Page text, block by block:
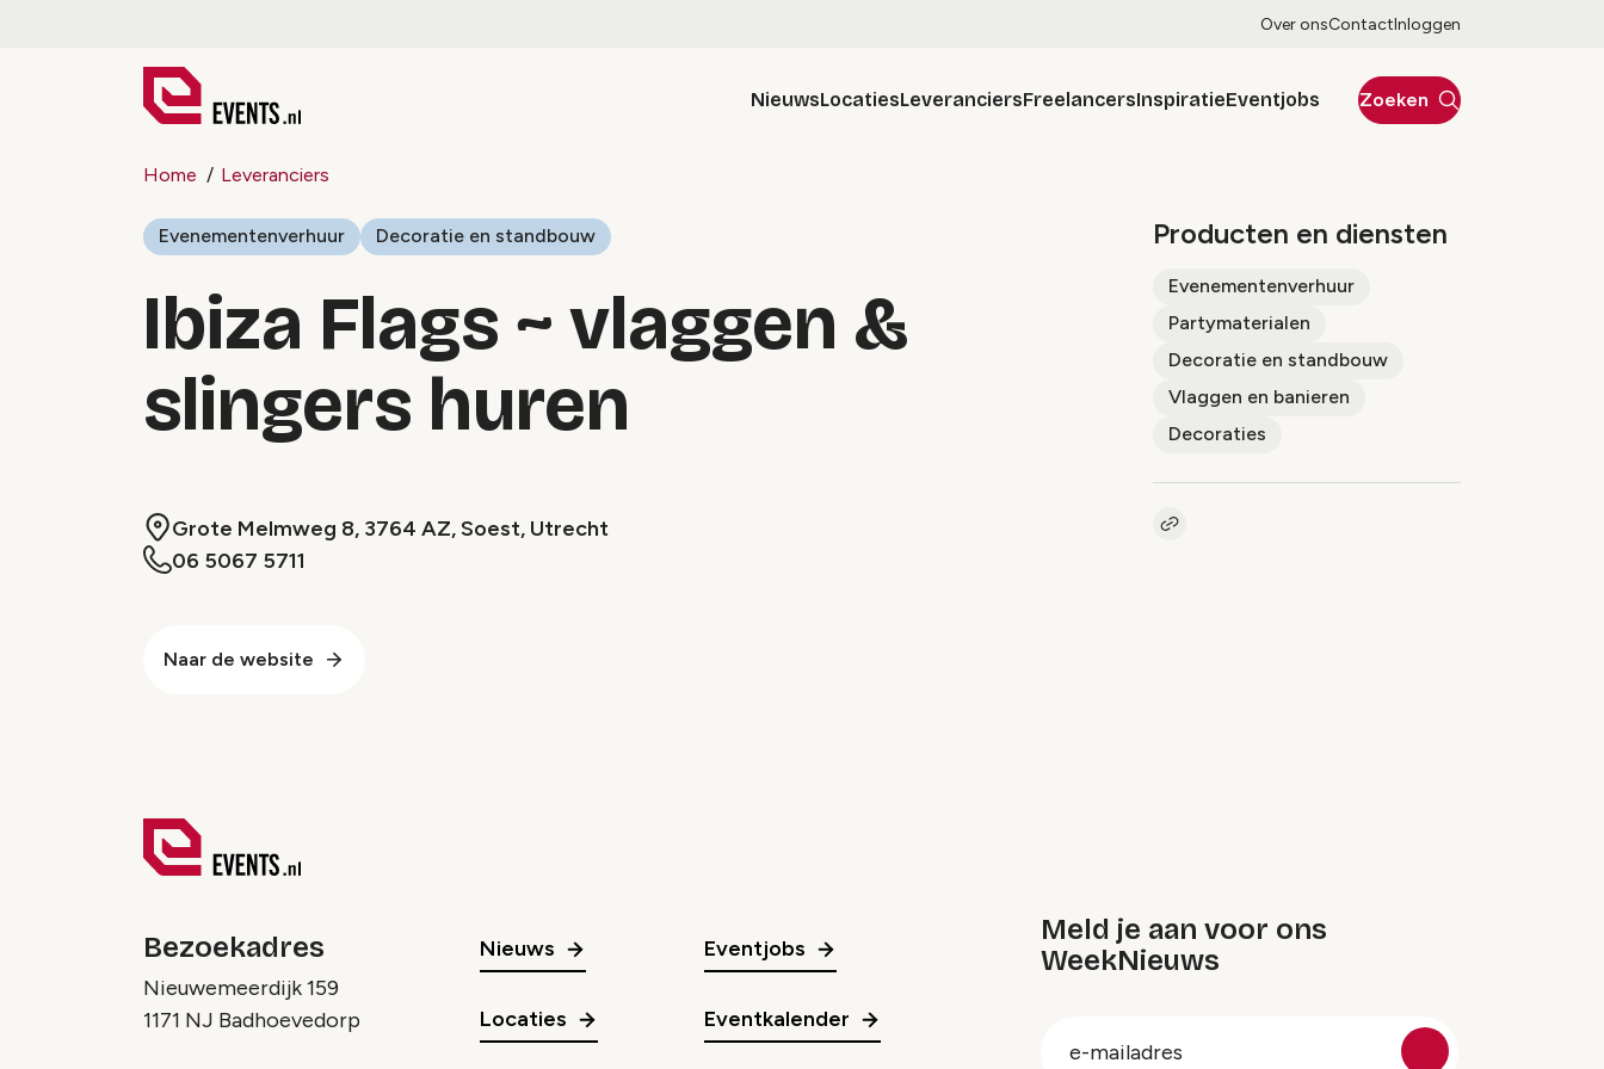
Over onsContactInloggen
NieuwsLocatiesLeveranciersFreelancersInspiratieEventjobs Zoeken
Home Leveranciers
Evenementenverhuur Decoratie en standbouw
Ibiza Flags ~ vlaggen &
slingers huren
Grote Melmweg 8, 3764 AZ, Soest, Utrecht
06 5067 5711
Naar de website
Producten en diensten
Evenementenverhuur
Partymaterialen
Decoratie en standbouw
Vlaggen en banieren
Decoraties
Kopieer link naar pagina
Bezoekadres
Nieuwemeerdijk 159
1171 NJ Badhoevedorp
Nieuws
Locaties
Eventjobs
Eventkalender
Meld je aan voor ons
WeekNieuws